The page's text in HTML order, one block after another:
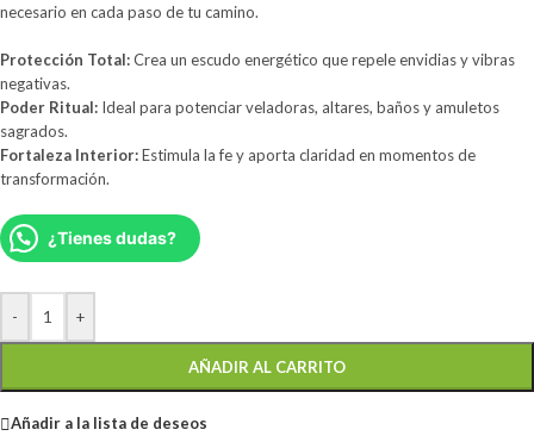
necesario en cada paso de tu camino.
Protección Total:Crea un escudo energético que repele envidias y vibras
negativas.
Poder Ritual: Ideal para potenciar veladoras, altares, baños y amuletos
sagrados.
Fortaleza Interior:Estimula la fe y aporta claridad en momentos de
transformación.
¿Tienes dudas?
- +
AÑADIR AL CARRITO
Añadir a la lista de deseos